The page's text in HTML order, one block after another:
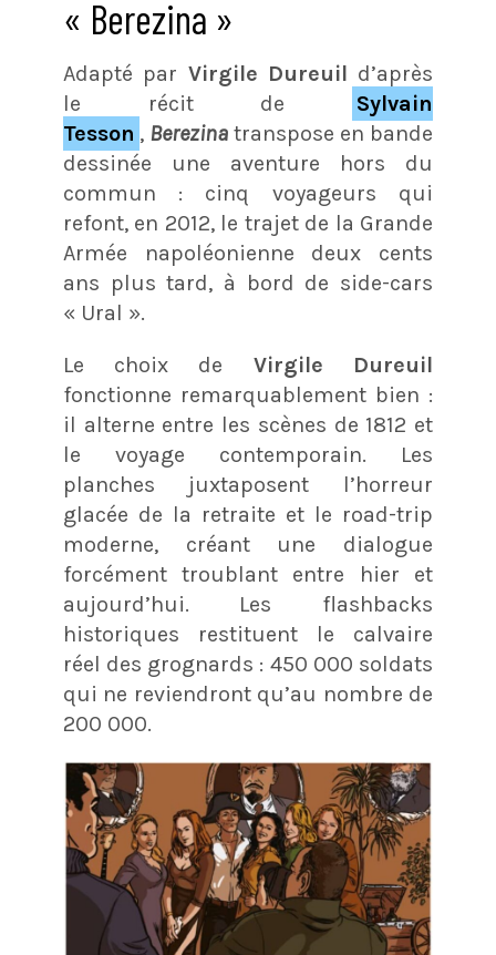
« Berezina »
Adapté par Virgile Dureuil d’après
le récit de
Sylvain
Tesson , Berezina transpose en bande
dessinée une aventure hors du
commun : cinq voyageurs qui
refont, en 2012, le trajet de la Grande
Armée napoléonienne deux cents
ans plus tard, à bord de side-cars
« Ural ».
Le choix de Virgile Dureuil
fonctionne remarquablement bien :
il alterne entre les scènes de 1812 et
le voyage contemporain. Les
planches juxtaposent l’horreur
glacée de la retraite et le road-trip
moderne, créant une dialogue
forcément troublant entre hier et
aujourd’hui. Les flashbacks
historiques restituent le calvaire
réel des grognards : 450 000 soldats
qui ne reviendront qu’au nombre de
200 000.